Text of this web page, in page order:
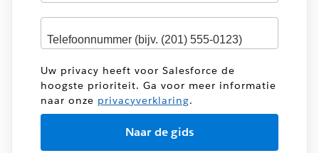
Uw privacy heeft voor Salesforce de
hoogste prioriteit. Ga voor meer informatie
naar onze privacyverklaring.